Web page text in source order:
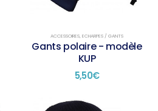
ACCESSOIRES, ECHARPES / GANTS
Gants polaire - modèle
KUP
5,50€